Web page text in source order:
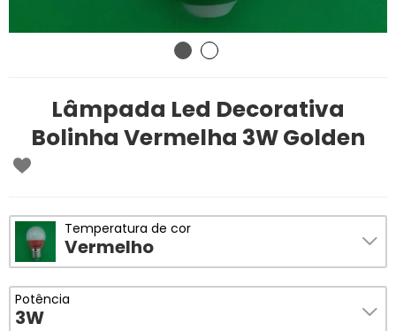
Lâmpada Led Decorativa
Bolinha Vermelha 3W Golden
Temperatura de cor
Vermelho
Potência
3W